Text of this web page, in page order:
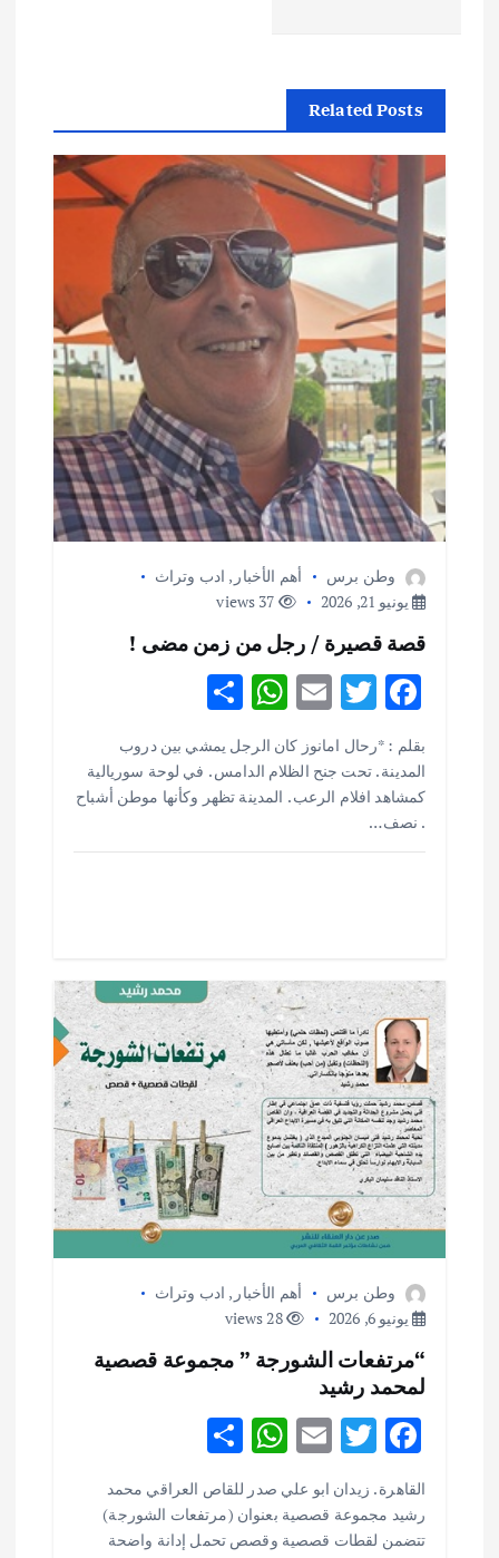
م
ق
ت
Related Posts
وطن برس أهم الأخبار , ادب وتراث
يونيو 21, 2026
قصة قصيرة / رجل من زمن مضى !
F
ac
e
b
o
T
w
it
te
E
m
ai
l
W
h
at
s
S
ar
e
بقلم : *رحال امانوز كان الرجل يمشي بين دروب
المدينة . تحت جنح الظلام الدامس . في لوحة سوريالية
كمشاهد افلام الرعب . المدينة تظهر وكأنها موطن أشباح
. نصف…
وطن برس أهم الأخبار , ادب وتراث
يونيو 6, 2026
28 views
“مرتفعات الشورجة ” مجموعة قصصية
لمحمد رشيد
F
e
b
T
w
it
te
E
m
ai
l
W
h
at
s
S
h
ar
e
القاهرة . زيدان ابو علي صدر للقاص العراقي محمد
رشيد مجموعة قصصية بعنوان (مرتفعات الشورجة)
تتضمن لقطات قصصية وقصص تحمل إدانة واضحة
اختتام ورشة السينوغرافيا في مدينة كلباء الاماراتية